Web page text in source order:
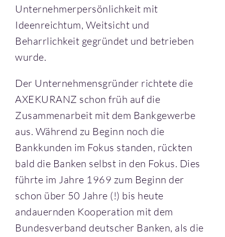
Unternehmerpersönlichkeit mit
Ideenreichtum, Weitsicht und
Beharrlichkeit gegründet und betrieben
wurde.
Der Unternehmensgründer richtete die
AXEKURANZ schon früh auf die
Zusammenarbeit mit dem Bankgewerbe
aus. Während zu Beginn noch die
Bankkunden im Fokus standen, rückten
bald die Banken selbst in den Fokus. Dies
führte im Jahre 1969 zum Beginn der
schon über 50 Jahre (!) bis heute
andauernden Kooperation mit dem
Bundesverband deutscher Banken, als die